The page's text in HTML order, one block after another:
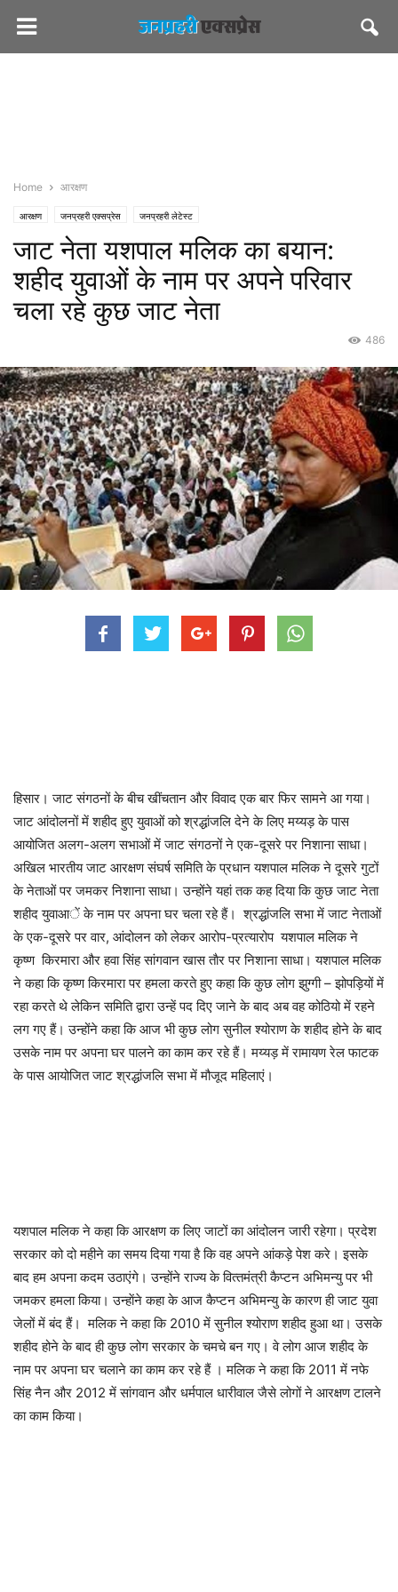
Home आरक्षण
आरक्षण जनप्रहरी एक्सप्रेस जनप्रहरी लेटेस्ट
जाट नेता यशपाल मलिक का बयान:
शहीद युवाओं के नाम पर अपने परिवार
चला रहे कुछ जाट नेता
486
हिसार। जाट संगठनों के बीच खींचतान और विवाद एक बार फिर सामने आ गया।
जाट आंदोलनों में शहीद हुए युवाओं को श्रद्धांजलि देने के लिए मय्यड़ के पास
आयोजित अलग-अलग सभाओं में जाट संगठनों ने एक-दूसरे पर निशाना साधा।
अखिल भारतीय जाट आरक्षण संघर्ष समिति के प्रधान यशपाल मलिक ने दूसरे गुटों
के नेताओं पर जमकर निशाना साधा। उन्‍होंने यहां तक कह दिया कि कुछ जाट नेता
शहीद युवाआें के नाम पर अपना घर चला रहे हैं। श्रद्धांजलि सभा में जाट नेताओं
के एक-दूसरे पर वार, आंदोलन को लेकर आरोप-प्रत्‍यारोप यशपाल मलिक ने
कृष्ण किरमारा और हवा सिंह सांगवान खास ताैर पर‍ निशाना साधा। यशपाल मलिक
ने कहा कि कृष्‍ण किरमारा पर हमला करते हुए कहा कि कुछ लोग झुग्गी – झोपड़ियों में
रहा करते थे लेकिन समिति द्वारा उन्हें पद दिए जाने के बाद अब वह कोठियो में रहने
लग गए हैं। उन्होंने कहा कि आज भी कुछ लोग सुनील श्योराण के शहीद होने के बाद
उसके नाम पर अपना घर पालने का काम कर रहे हैं। मय्यड़ में रामायण रेल फाटक
के पास आयोजित जाट श्रद्धांजलि सभा में मौजूद महिलाएं।
यशपाल मलिक ने कहा कि आरक्षण क लिए जाटों का आंदोलन जारी रहेगा। प्रदेश
सरकार को दो महीने का समय दिया गया है कि वह अपने आंकड़े पेश करे। इसके
बाद हम अपना कदम उठाएंगे। उन्होंने राज्‍य के वित्‍तमंत्री कैप्‍टन अभिमन्‍यु पर भी
जमकर हमला किया। उन्‍हाेंने कहा के आज कैप्टन अभिमन्यु के कारण ही जाट युवा
जेलों में बंद हैं। मलिक ने कहा कि 2010 में सुनील श्योराण शहीद हुआ था। उसके
शहीद होने के बाद ही कुछ लोग सरकार के चमचे बन गए। वे लोग आज शहीद के
नाम पर अपना घर चलाने का काम कर रहे हैं । मलिक ने कहा कि 2011 में नफे
सिंह नैन और 2012 में सांगवान और धर्मपाल धारीवाल जैसे लोगों ने आरक्षण टालने
का काम किया।